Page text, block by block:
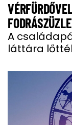
A
láttára